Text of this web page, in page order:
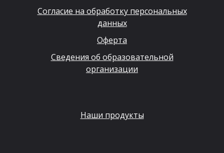
Согласие на обработку персональных
данных
Оферта
Сведения об образовательной
организации
Наши продукты